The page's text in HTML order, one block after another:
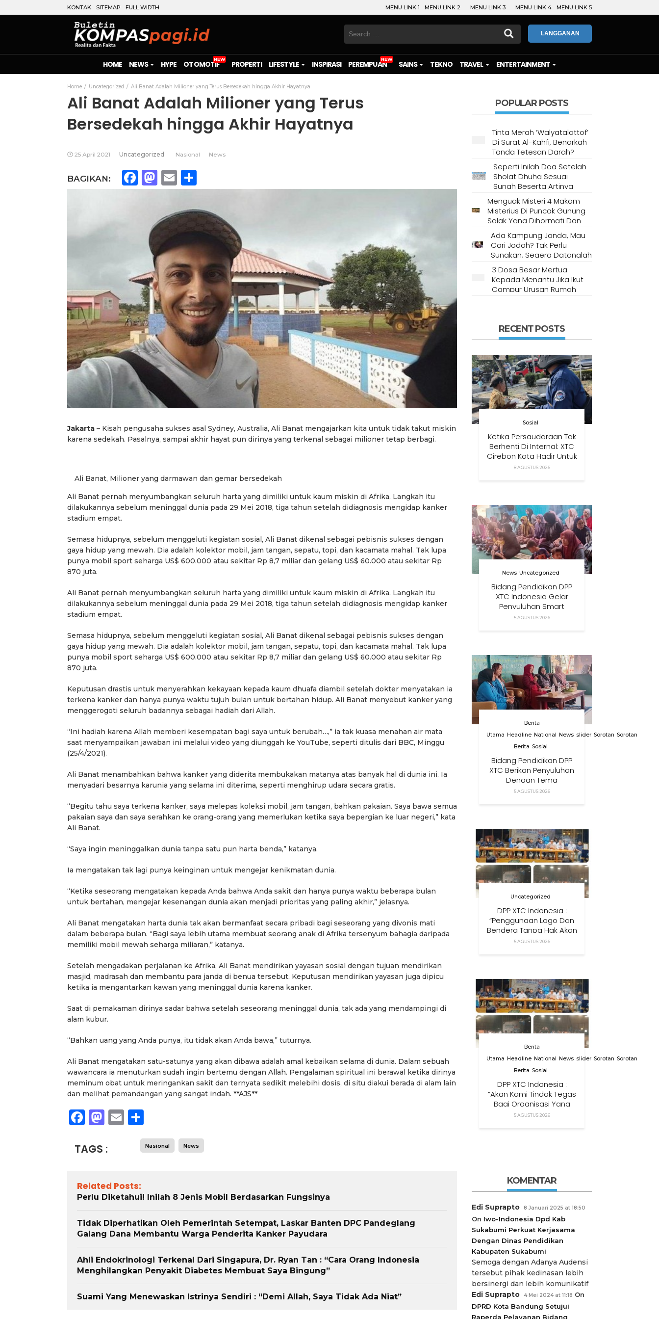
KONTAK SITEMAP FULL WIDTH MENU LINK 1 MENU LINK 2 MENU LINK 3 MENU LINK 4 MENU LINK 5
Search
LANGGANAN
HOME NEWS HYPE OTOMOTIF PROPERTI LIFESTYLE INSPIRASI PEREMPUAN SAINS TEKNO TRAVEL ENTERTAINMENT
Home Uncategorized Ali Banat Adalah Milioner yang Terus Bersedekah hingga Akhir Hayatnya
Ali Banat Adalah Milioner yang Terus
Bersedekah hingga Akhir Hayatnya
25 April 2021 Uncategorized Nasional News
BAGIKAN: Facebook
Mastodon
Email
Jakarta – Kisah pengusaha sukses asal Sydney, Australia, Ali Banat mengajarkan kita untuk tidak takut miskin
karena sedekah. Pasalnya, sampai akhir hayat pun dirinya yang terkenal sebagai milioner tetap berbagi.
Ali Banat, Milioner yang darmawan dan gemar bersedekah
Ali Banat pernah menyumbangkan seluruh harta yang dimiliki untuk kaum miskin di Afrika. Langkah itu
dilakukannya sebelum meninggal dunia pada 29 Mei 2018, tiga tahun setelah didiagnosis mengidap kanker
stadium empat.
Semasa hidupnya, sebelum menggeluti kegiatan sosial, Ali Banat dikenal sebagai pebisnis sukses dengan
gaya hidup yang mewah. Dia adalah kolektor mobil, jam tangan, sepatu, topi, dan kacamata mahal. Tak lupa
punya mobil sport seharga US$ 600.000 atau sekitar Rp 8,7 miliar dan gelang US$ 60.000 atau sekitar Rp
870 juta.
Ali Banat pernah menyumbangkan seluruh harta yang dimiliki untuk kaum miskin di Afrika. Langkah itu
dilakukannya sebelum meninggal dunia pada 29 Mei 2018, tiga tahun setelah didiagnosis mengidap kanker
stadium empat.
Semasa hidupnya, sebelum menggeluti kegiatan sosial, Ali Banat dikenal sebagai pebisnis sukses dengan
gaya hidup yang mewah. Dia adalah kolektor mobil, jam tangan, sepatu, topi, dan kacamata mahal. Tak lupa
punya mobil sport seharga US$ 600.000 atau sekitar Rp 8,7 miliar dan gelang US$ 60.000 atau sekitar Rp
870 juta.
Keputusan drastis untuk menyerahkan kekayaan kepada kaum dhuafa diambil setelah dokter menyatakan ia
terkena kanker dan hanya punya waktu tujuh bulan untuk bertahan hidup. Ali Banat menyebut kanker yang
menggerogoti seluruh badannya sebagai hadiah dari Allah.
“Ini hadiah karena Allah memberi kesempatan bagi saya untuk berubah…,” ia tak kuasa menahan air mata
saat menyampaikan jawaban ini melalui video yang diunggah ke YouTube, seperti ditulis dari BBC, Minggu
(25/4/2021).
Ali Banat menambahkan bahwa kanker yang diderita membukakan matanya atas banyak hal di dunia ini. Ia
menyadari besarnya karunia yang selama ini diterima, seperti menghirup udara secara gratis.
“Begitu tahu saya terkena kanker, saya melepas koleksi mobil, jam tangan, bahkan pakaian. Saya bawa semua
pakaian saya dan saya serahkan ke orang-orang yang memerlukan ketika saya bepergian ke luar negeri,” kata
Ali Banat.
“Saya ingin meninggalkan dunia tanpa satu pun harta benda,” katanya.
Ia mengatakan tak lagi punya keinginan untuk mengejar kenikmatan dunia.
“Ketika seseorang mengatakan kepada Anda bahwa Anda sakit dan hanya punya waktu beberapa bulan
untuk bertahan, mengejar kesenangan dunia akan menjadi prioritas yang paling akhir,” jelasnya.
Ali Banat mengatakan harta dunia tak akan bermanfaat secara pribadi bagi seseorang yang divonis mati
dalam beberapa bulan. “Bagi saya lebih utama membuat seorang anak di Afrika tersenyum bahagia daripada
memiliki mobil mewah seharga miliaran,” katanya.
Setelah mengadakan perjalanan ke Afrika, Ali Banat mendirikan yayasan sosial dengan tujuan mendirikan
masjid, madrasah dan membantu para janda di benua tersebut. Keputusan mendirikan yayasan juga dipicu
ketika ia mengantarkan kawan yang meninggal dunia karena kanker.
Saat di pemakaman dirinya sadar bahwa setelah seseorang meninggal dunia, tak ada yang mendampingi di
alam kubur.
“Bahkan uang yang Anda punya, itu tidak akan Anda bawa,” tuturnya.
Ali Banat mengatakan satu-satunya yang akan dibawa adalah amal kebaikan selama di dunia. Dalam sebuah
wawancara ia menuturkan sudah ingin bertemu dengan Allah. Pengalaman spiritual ini berawal ketika dirinya
meminum obat untuk meringankan sakit dan ternyata sedikit melebihi dosis, di situ diakui berada di alam lain
dan melihat pemandangan yang sangat indah. **AJS**
Facebook
Mastodon
Email
TAGS : Nasional News
Related Posts:
Perlu Diketahui! Inilah 8 Jenis Mobil Berdasarkan Fungsinya
Tidak Diperhatikan Oleh Pemerintah Setempat, Laskar Banten DPC Pandeglang
Galang Dana Membantu Warga Penderita Kanker Payudara
Ahli Endokrinologi Terkenal Dari Singapura, Dr. Ryan Tan : “Cara Orang Indonesia
Menghilangkan Penyakit Diabetes Membuat Saya Bingung”
Suami Yang Menewaskan Istrinya Sendiri : “Demi Allah, Saya Tidak Ada Niat”
POPULAR POSTS
Tinta Merah ‘Walyatalattof’
Di Surat Al-Kahfi, Benarkah
Tanda Tetesan Darah?
Seperti Inilah Doa Setelah
Sholat Dhuha Sesuai
Sunah Beserta Artinya
Menguak Misteri 4 Makam
Misterius Di Puncak Gunung
Salak Yang Dihormati Dan
Dianggap Tempat Suci Oleh
Masyarakat Setempat
Ada Kampung Janda, Mau
Cari Jodoh? Tak Perlu
Sungkan, Segera Datanglah
Ke Desa Ini
3 Dosa Besar Mertua
Kepada Menantu Jika Ikut
Campur Urusan Rumah
RECENT POSTS
Sosial
Ketika Persaudaraan Tak
Berhenti Di Internal: XTC
Cirebon Kota Hadir Untuk
Masyarakat
8 AGUSTUS 2026
News Uncategorized
Bidang Pendidikan DPP
XTC Indonesia Gelar
Penyuluhan Smart
Parenting Di Desa
5 AGUSTUS 2026
Berita
Utama
Headline National News slider Sorotan Sorotan
Berita Sosial
Bidang Pendidikan DPP
XTC Berikan Penyuluhan
Dengan Tema
Membangun Peran
5 AGUSTUS 2026
Uncategorized
DPP XTC Indonesia :
“Penggunaan Logo Dan
Bendera Tanpa Hak Akan
Ditindak”
5 AGUSTUS 2026
Berita
Utama
Headline National News slider Sorotan Sorotan
Berita Sosial
DPP XTC Indonesia :
“Akan Kami Tindak Tegas
Bagi Organisasi Yang
Menggunakan Nama,
5 AGUSTUS 2026
KOMENTAR
Edi Suprapto 8 Januari 2025 at 18:50
On Iwo-Indonesia Dpd Kab
Sukabumi Perkuat Kerjasama
Dengan Dinas Pendidikan
Kabupaten Sukabumi
Semoga dengan Adanya Audensi
tersebut pihak kedinasan lebih
bersinergi dan lebih komunikatif
Edi Suprapto
4 Mei 2024 at 11:18 On
DPRD Kota Bandung Setujui
Raperda Pelayanan Bidang